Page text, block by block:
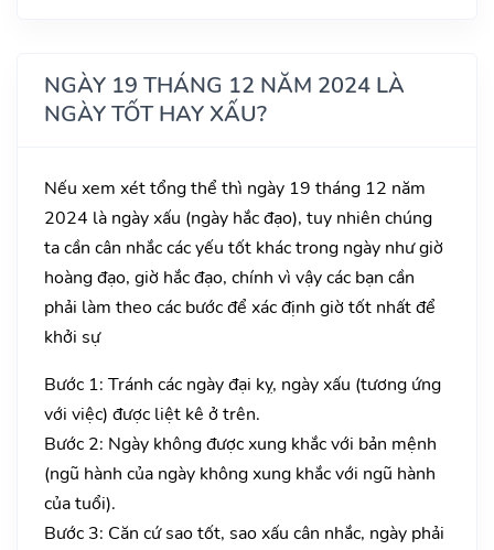
NGÀY 19 THÁNG 12 NĂM 2024 LÀ
NGÀY TỐT HAY XẤU?
Nếu xem xét tổng thể thì ngày 19 tháng 12 năm
2024 là ngày xấu (ngày hắc đạo), tuy nhiên chúng
ta cần cân nhắc các yếu tốt khác trong ngày như giờ
hoàng đạo, giờ hắc đạo, chính vì vậy các bạn cần
phải làm theo các bước để xác định giờ tốt nhất để
khởi sự
Bước 1: Tránh các ngày đại kỵ, ngày xấu (tương ứng
với việc) được liệt kê ở trên.
Bước 2: Ngày không được xung khắc với bản mệnh
(ngũ hành của ngày không xung khắc với ngũ hành
của tuổi).
Bước 3: Căn cứ sao tốt, sao xấu cân nhắc, ngày phải